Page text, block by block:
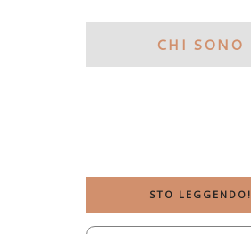
CHI SONO
STO LEGGENDO!